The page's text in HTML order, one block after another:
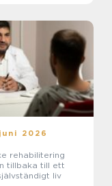
2026
rehabilitering
tillbaka till ett
liv